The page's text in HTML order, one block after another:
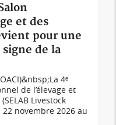
et des
pour une
de la
4ᵉ
de l’élevage et
Livestock
novembre 2026 au